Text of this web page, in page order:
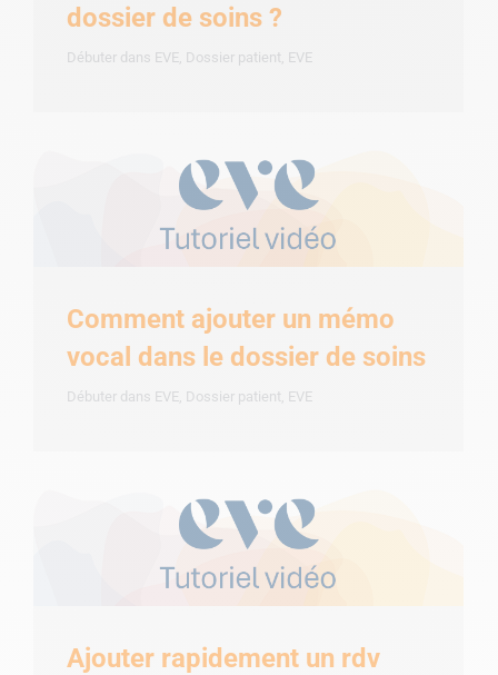
dossier de soins ?
Débuter dans EVE Dossier patient EVE
Comment ajouter un mémo
vocal dans le dossier de soins
Débuter dans EVE Dossier patient EVE
Ajouter rapidement un rdv